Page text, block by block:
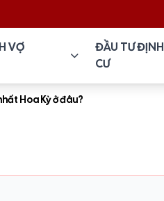
VỢ
ĐẦU TƯ ĐỊNH
CƯ
Hoa Kỳ ở đâu?